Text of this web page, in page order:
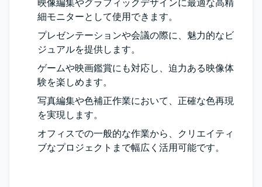
映像編集やグラフィックデザインに最適な高精
細モニターとして使用できます。
プレゼンテーションや会議の際に、魅力的なビ
ジュアルを提供します。
ゲームや映画鑑賞にも対応し、迫力ある映像体
験を楽しめます。
写真編集や色補正作業において、正確な色再現
を実現します。
オフィスでの一般的な作業から、クリエイティ
ブなプロジェクトまで幅広く活用可能です。